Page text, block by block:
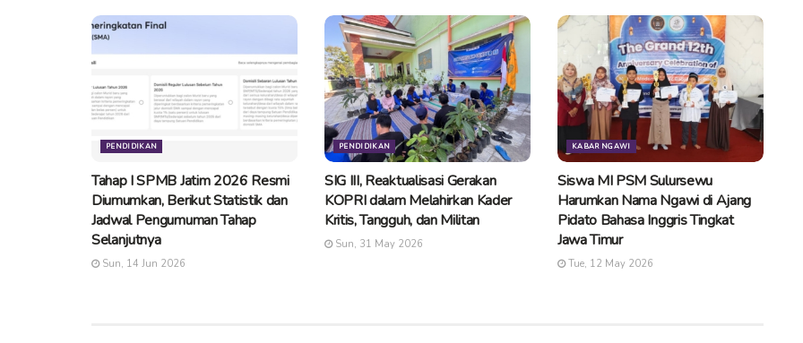
PENDIDIKAN
Tahap I SPMB Jatim 2026 Resmi
Diumumkan, Berikut Statistik dan
Jadwal Pengumuman Tahap
Selanjutnya
Sun, 14 Jun 2026
PENDIDIKAN
SIG III, Reaktualisasi Gerakan
KOPRI dalam Melahirkan Kader
Kritis, Tangguh, dan Militan
Sun, 31 May 2026
KABAR NGAWI
Siswa MI PSM Sulursewu
Harumkan Nama Ngawi di Ajang
Pidato Bahasa Inggris Tingkat
Jawa Timur
Tue, 12 May 2026